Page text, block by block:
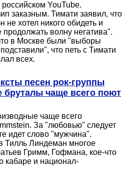
YouTube.
заказным. Тимати заявил, что
не хотел никого обидеть и
волну негатива".
в Москве были "выборы
что петь с Тимати
всех.
песен рок-группы
бруталы чаще всего поют
чаще всего
За "любовью" следует
идет слово "мужчина".
Тилль Линдеман многое
Гримм, Гофмана, кое-что
кабаре и национал-